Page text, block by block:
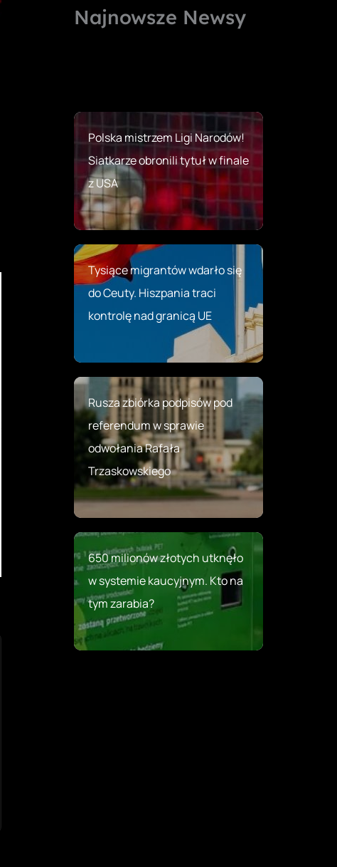
Najnowsze Newsy
Polska mistrzem Ligi Narodów!
Siatkarze obronili tytuł w finale
z USA
Tysiące migrantów wdarło się
do Ceuty. Hiszpania traci
kontrolę nad granicą UE
Rusza zbiórka podpisów pod
referendum w sprawie
odwołania Rafała
Trzaskowskiego
650 milionów złotych utknęło
w systemie kaucyjnym. Kto na
tym zarabia?